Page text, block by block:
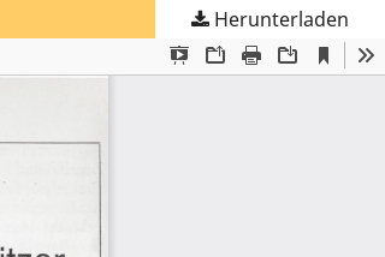
Herunterladen